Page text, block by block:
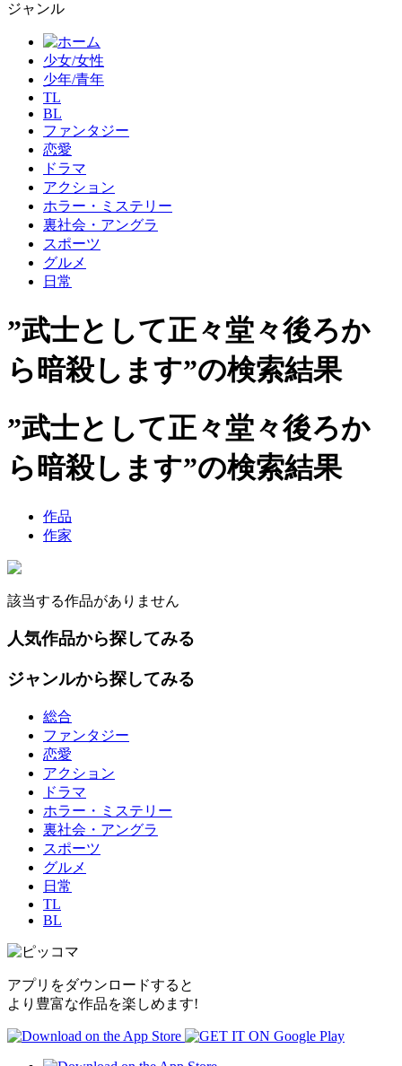
ジャンル
少女/女性
少年/青年
TL
BL
ファンタジー
恋愛
ドラマ
アクション
ホラー・ミステリー
裏社会・アングラ
スポーツ
グルメ
日常
”武士として正々堂々後ろか
ら暗殺します”の検索結果
”武士として正々堂々後ろか
ら暗殺します”の検索結果
作品
作家
該当する作品がありません
人気作品から探してみる
ジャンルから探してみる
総合
ファンタジー
恋愛
アクション
ドラマ
ホラー・ミステリー
裏社会・アングラ
スポーツ
グルメ
日常
TL
BL
アプリをダウンロードすると
より豊富な作品を楽しめます!